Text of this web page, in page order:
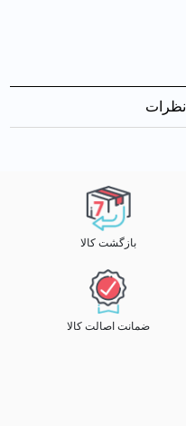
نظرات
بازگشت کالا
ضمانت اصالت کالا